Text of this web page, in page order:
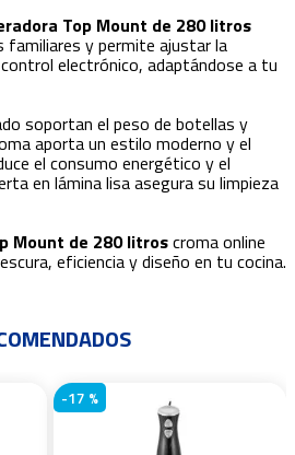
Top Mount de 280 litros
familiares y permite ajustar la
electrónico, adaptándose a tu
soportan el peso de botellas y
aporta un estilo moderno y el
el consumo energético y el
en lámina lisa asegura su limpieza
Mount de 280 litroscroma online
eficiencia y diseño en tu cocina.
-17 %